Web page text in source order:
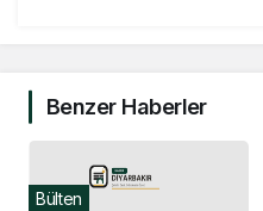
Benzer Haberler
Bülten